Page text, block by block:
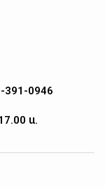
391-0946
น.